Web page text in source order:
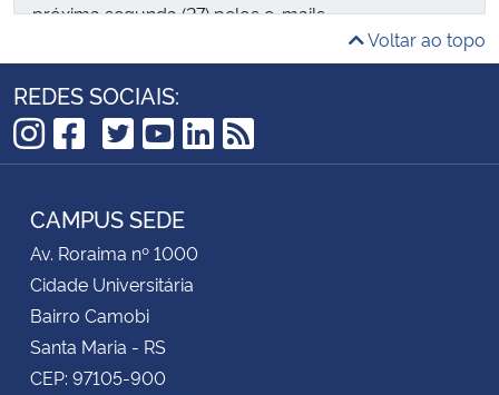
próxima segunda (27) pelos e-mails
comunicacaointegada@ufsm.br e radios@ufsm.br.
Voltar ao topo
REDES SOCIAIS:
Instagram
Facebook
TikTok
Twitter
YouTube
LinkedIn
RSS
CAMPUS SEDE
Av. Roraima nº 1000
Cidade Universitária
Bairro Camobi
Santa Maria - RS
CEP: 97105-900